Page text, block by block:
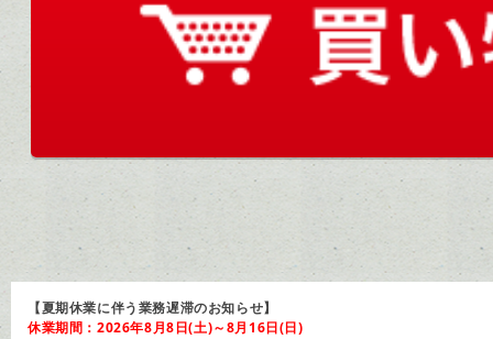
【夏期休業に伴う業務遅滞のお知らせ】
休業期間：2026年8月8日(土)～8月16日(日)